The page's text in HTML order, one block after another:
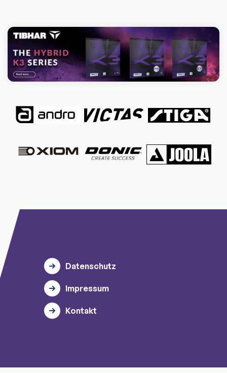
Datenschutz
Impressum
Kontakt